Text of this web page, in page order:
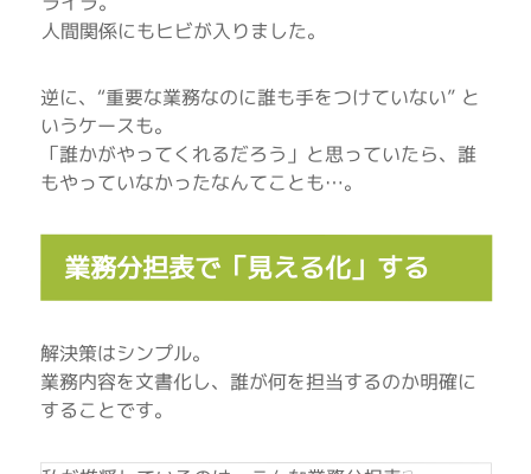
人間関係にもヒビが入りました。
逆に、“重要な業務なのに誰も手をつけていない” と
いうケースも。
「誰かがやってくれるだろう」と思っていたら、誰
もやっていなかったなんてことも…。
業務分担表で「見える化」する
解決策はシンプル。
業務内容を文書化し、誰が何を担当するのか明確に
することです。